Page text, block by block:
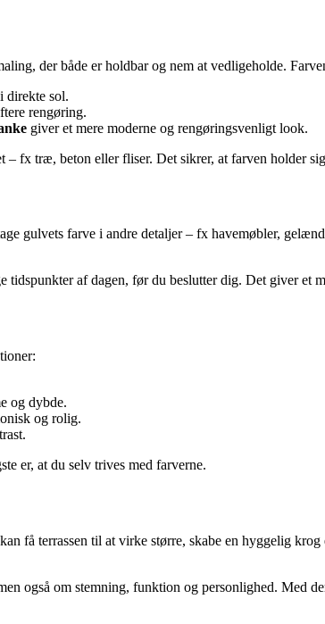
der både er holdbar og nem at vedligeholde.
direkte sol.
rengøring.
giver et mere moderne og rengøringsvenligt look.
fx træ, beton eller fliser. Det sikrer, at farven holder
gulvets farve i andre detaljer – fx havemøbler,
af dagen, før du beslutter dig. Det giver et
og dybde.
og rolig.
er, at du selv trives med farverne.
få terrassen til at virke større, skabe en hyggelig
også om stemning, funktion og personlighed. Med